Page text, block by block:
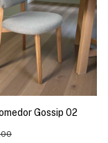
Gossip 02